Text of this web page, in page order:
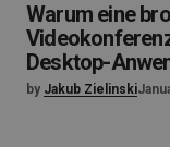
Warum eine
Desktop-
by Jakub Zielinski